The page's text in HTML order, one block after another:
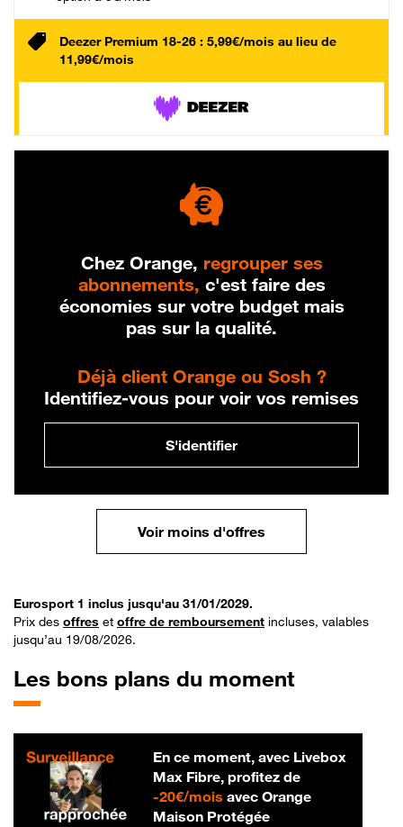
Deezer Premium 18-26 : 5,99€/mois au lieu de
11,99€/mois
Chez Orange, regrouper ses
abonnements, c'est faire des
économies sur votre budget mais
pas sur la qualité.
Déjà client Orange ou Sosh ?
Identifiez-vous pour voir vos remises
S'identifier
Voir moins d'offres
Eurosport 1 inclus jusqu'au 31/01/2029.
Prix des offres et offre de remboursement incluses, valables
jusqu’au 19/08/2026.
Les bons plans du moment
En ce moment, avec Livebox
Max Fibre, profitez de
-20€/mois20 € par mois
avec Orange
Maison Protégée